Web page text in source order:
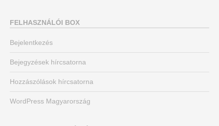
FELHASZNÁLÓI BOX
Bejelentkezés
Bejegyzések hírcsatorna
Hozzászólások hírcsatorna
WordPress Magyarország